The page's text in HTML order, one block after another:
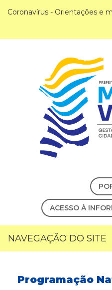
Coronavírus - Orientações e
ACESSO À
NAVEGAÇÃO DO SITE
Programação